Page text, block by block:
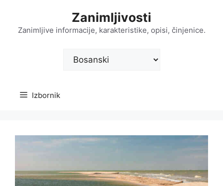
sadržaj
Zanimljivosti
Zanimljive informacije, karakteristike, opisi, činjenice.
Odaberite
Izbornik